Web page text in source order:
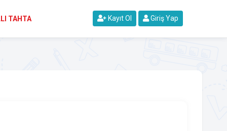
TAHTA Kayıt Ol Giriş Yap